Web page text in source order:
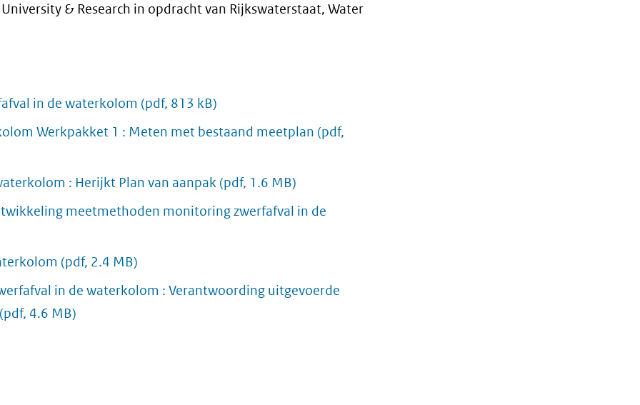
& Research in opdracht van Rijkswaterstaat, Water
in de waterkolom (pdf, 813 kB)
Werkpakket 1 : Meten met bestaand meetplan (pdf,
: Herijkt Plan van aanpak (pdf, 1.6 MB)
meetmethoden monitoring zwerfafval in de
(pdf, 2.4 MB)
in de waterkolom : Verantwoording uitgevoerde
4.6 MB)